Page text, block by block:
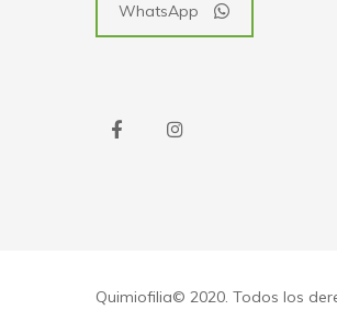
WhatsApp
Quimiofilia© 2020. Todos los